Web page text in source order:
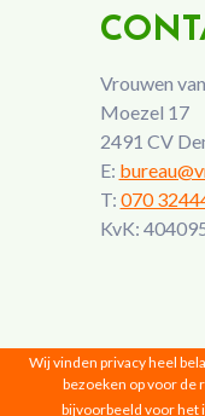
Vrouwen
Moezel 17
2491 CV
E:
T: 070
KvK:
Vrouwen van
Wij vinden privacy heel
bezoeken op voor de
bijvoorbeeld voor het